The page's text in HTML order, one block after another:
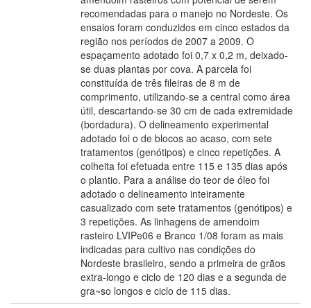
recomendadas para o manejo no Nordeste. Os
ensaios foram conduzidos em cinco estados da
região nos períodos de 2007 a 2009. O
espaçamento adotado foi 0,7 x 0,2 m, deixado-
se duas plantas por cova. A parcela foi
constituída de três fileiras de 8 m de
comprimento, utilizando-se a central como área
útil, descartando-se 30 cm de cada extremidade
(bordadura). O delineamento experimental
adotado foi o de blocos ao acaso, com sete
tratamentos (genótipos) e cinco repetições. A
colheita foi efetuada entre 115 e 135 dias após
o plantio. Para a análise do teor de óleo foi
adotado o delineamento inteiramente
casualizado com sete tratamentos (genótipos) e
3 repetições. As linhagens de amendoim
rasteiro LVIPe06 e Branco 1/08 foram as mais
indicadas para cultivo nas condições do
Nordeste brasileiro, sendo a primeira de grãos
extra-longo e ciclo de 120 dias e a segunda de
gra~so longos e ciclo de 115 dias.